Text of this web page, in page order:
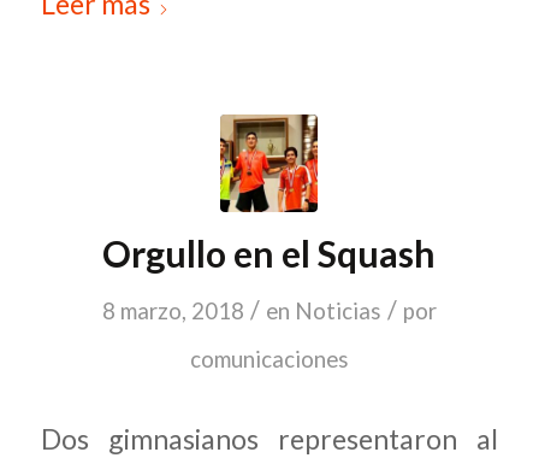
Orgullo en el Squash
8 marzo, 2018 / en Noticias / por
comunicaciones
Dos gimnasianos representaron al